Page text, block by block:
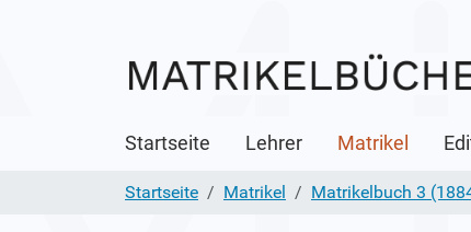
Startseite Lehrer Matrikel
Startseite
Matrikel Matrikelbuch 3